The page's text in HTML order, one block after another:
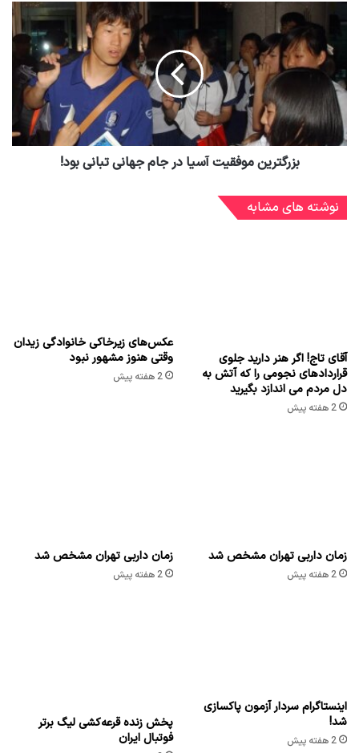
بزرگترین موفقیت آسیا در جام جهانی تبانی بود!
نوشته های مشابه
آقای تاج! اگر هنر دارید جلوی
قراردادهای نجومی را که آتش به
دل مردم می اندازد بگیرید
2 هفته پیش
عکس‌های زیرخاکی خانوادگی زیدان
وقتی هنوز مشهور نبود
2 هفته پیش
زمان داربی تهران مشخص شد
2 هفته پیش
زمان داربی تهران مشخص شد
2 هفته پیش
اینستاگرام سردار آزمون پاکسازی
شد!
2 هفته پیش
پخش زنده قرعه‌کشی لیگ برتر
فوتبال ایران